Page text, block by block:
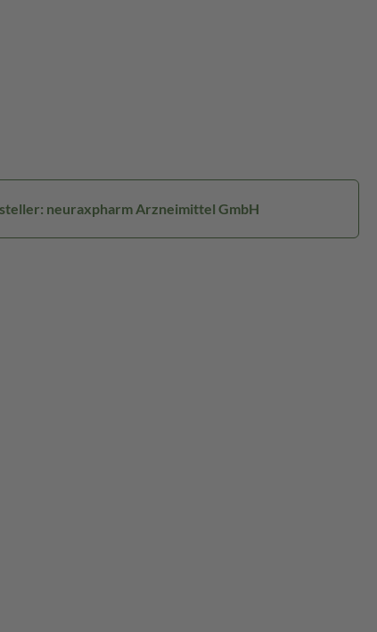
neuraxpharm Arzneimittel GmbH